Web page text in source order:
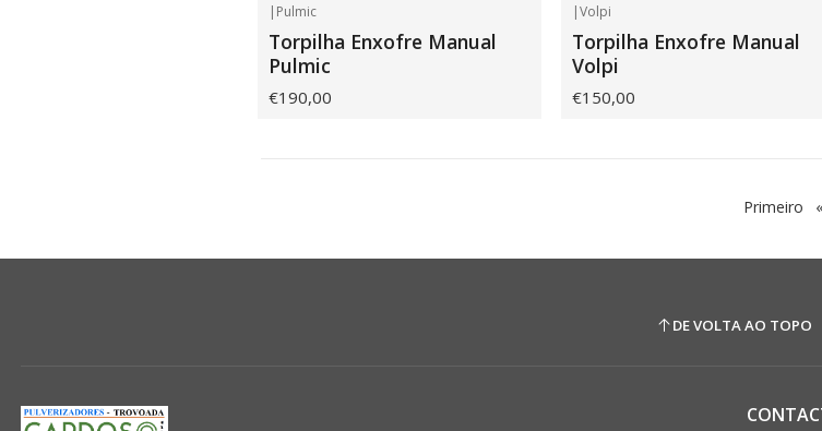
| Pulmic
Torpilha Enxofre Manual
Pulmic
€190,00
|Volpi
Torpilha Enxofre Manual
Volpi
€150,00
Primeiro «
DE VOLTA AO TOPO